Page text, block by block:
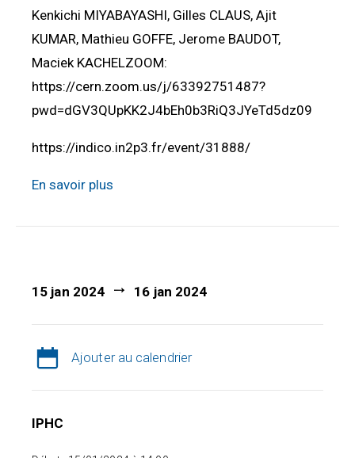
Kenkichi MIYABAYASHI, Gilles CLAUS, Ajit
KUMAR, Mathieu GOFFE, Jerome BAUDOT,
Maciek KACHELZOOM:
https://cern.zoom.us/j/63392751487?
pwd=dGV3QUpKK2J4bEh0b3RiQ3JYeTd5dz09
https://indico.in2p3.fr/event/31888/
En savoir plus
15 jan 2024 16 jan 2024
Ajouter au calendrier
IPHC